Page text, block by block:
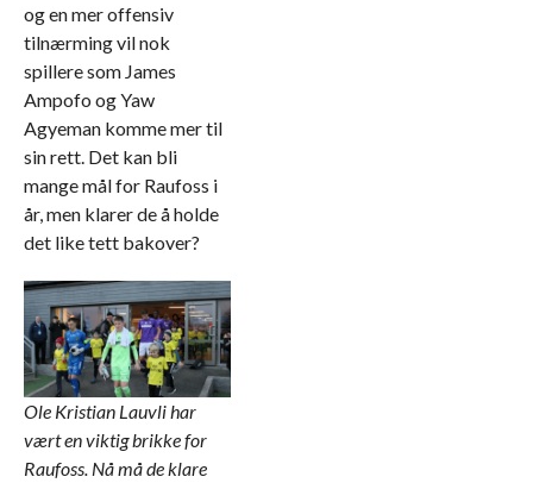
og en mer offensiv
tilnærming vil nok
spillere som James
Ampofo og Yaw
Agyeman komme mer til
sin rett. Det kan bli
mange mål for Raufoss i
år, men klarer de å holde
det like tett bakover?
Ole Kristian Lauvli har
vært en viktig brikke for
Raufoss. Nå må de klare